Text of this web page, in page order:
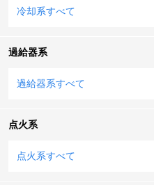
冷却系すべて
過給器系
過給器系すべて
点火系
点火系すべて